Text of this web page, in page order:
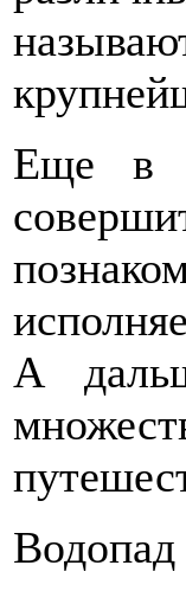
Еще в
А
Водопад